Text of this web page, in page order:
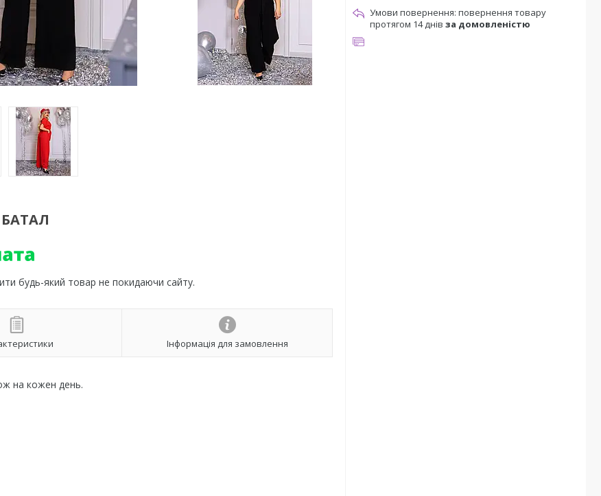
будь-який товар не покидаючи сайту.
Інформація для замовлення
на кожен день.
повернення товару
протягом 14 днів за домовленістю